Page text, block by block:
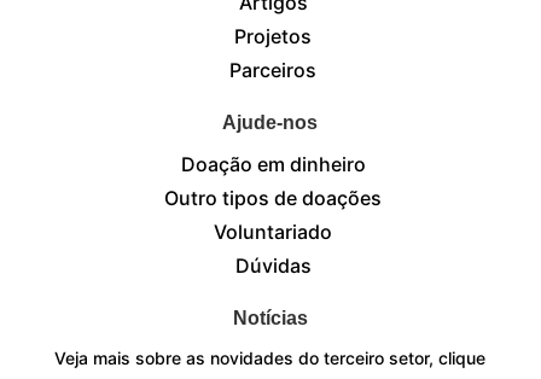
Projetos
Parceiros
Ajude-nos
Doação em dinheiro
Outro tipos de doações
Voluntariado
Dúvidas
Notícias
Veja mais sobre as novidades do terceiro setor, clique